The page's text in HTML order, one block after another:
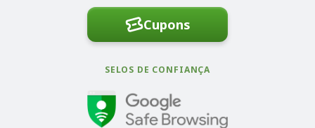
Cupons
SELOS DE CONFIANÇA